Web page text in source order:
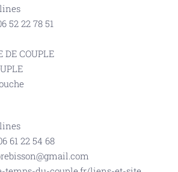
52 22 78 51
DE COUPLE
61 22 54 68